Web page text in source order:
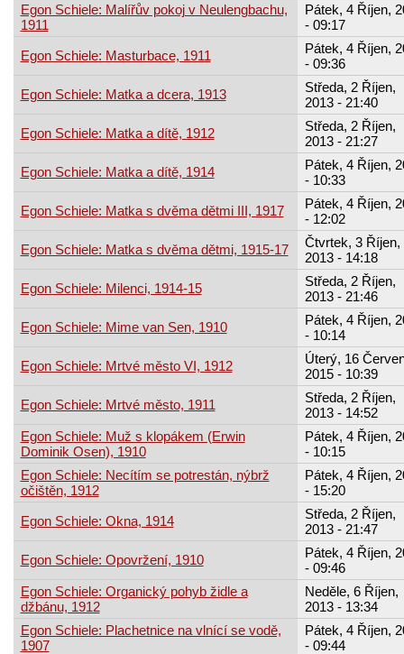
Egon Schiele: Malířův pokoj v Neulengbachu,
1911
Pátek, 4 Říjen,
- 09:17
Egon Schiele: Masturbace, 1911
Pátek, 4 Říjen,
- 09:36
Egon Schiele: Matka a dcera, 1913
Středa, 2 Říjen,
2013 - 21:40
Egon Schiele: Matka a dítě, 1912
Středa, 2 Říjen,
2013 - 21:27
Egon Schiele: Matka a dítě, 1914
Pátek, 4 Říjen,
- 10:33
Egon Schiele: Matka s dvěma dětmi III, 1917
Pátek, 4 Říjen,
- 12:02
Egon Schiele: Matka s dvěma dětmi, 1915-17
Čtvrtek, 3 Říjen,
2013 - 14:18
Egon Schiele: Milenci, 1914-15
Středa, 2 Říjen,
2013 - 21:46
Egon Schiele: Mime van Sen, 1910
Pátek, 4 Říjen,
- 10:14
Egon Schiele: Mrtvé město VI, 1912
Úterý, 16
2015 - 10:39
Egon Schiele: Mrtvé město, 1911
Středa, 2 Říjen,
2013 - 14:52
Egon Schiele: Muž s klopákem (Erwin
Dominik Osen), 1910
Pátek, 4 Říjen,
- 10:15
Egon Schiele: Necítím se potrestán, nýbrž
očištěn, 1912
Pátek, 4 Říjen,
- 15:20
Egon Schiele: Okna, 1914
Středa, 2 Říjen,
2013 - 21:47
Egon Schiele: Opovržení, 1910
Pátek, 4 Říjen,
- 09:46
Egon Schiele: Organický pohyb židle a
džbánu, 1912
Neděle, 6 Říjen,
2013 - 13:34
Egon Schiele: Plachetnice na vlnící se vodě,
1907
Pátek, 4 Říjen,
- 09:44